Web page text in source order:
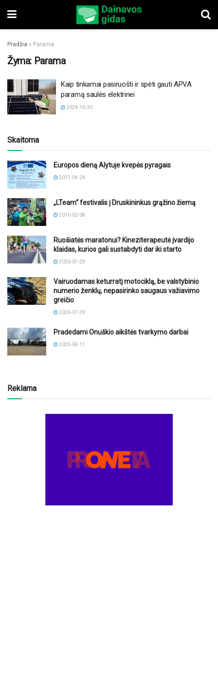
Pradžia » Parama
Žyma: Parama
Kaip tinkamai pasiruošti ir spėti gauti APVA
paramą saulės elektrinei
2024-10-30
Skaitoma
Europos dieną Alytuje kvepės pyragais
2017-04-24
„LTeam“ festivalis į Druskininkus grąžino žiemą
2016-02-08
Ruošiatės maratonui? Kineziterapeutė įvardijo
klaidas, kurios gali sustabdyti dar iki starto
2026-07-29
Vairuodamas keturratį motociklą, be valstybinio
numerio ženklų, nepasirinko saugaus važiavimo
greičio
2026-07-29
Pradedami Onuškio aikštės tvarkymo darbai
2025-04-11
Reklama